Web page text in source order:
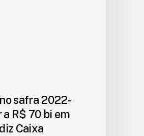
safra 2022-
R$ 70 bi em
Caixa